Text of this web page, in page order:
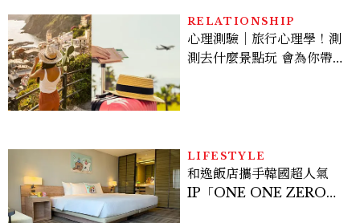
RELATIONSHIP
心理測驗｜旅行心理學！測
測去什麼景點玩 會為你帶來
LIFESTYLE
和逸飯店攜手韓國超人氣
IP「ONE ONE ZERO